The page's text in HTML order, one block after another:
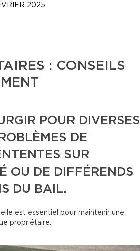
2025
: CONSEILS
POUR DIVERSES
DE
SUR
OU DE DIFFÉRENDS
DU BAIL.
est essentiel pour maintenir une
propriétaire.